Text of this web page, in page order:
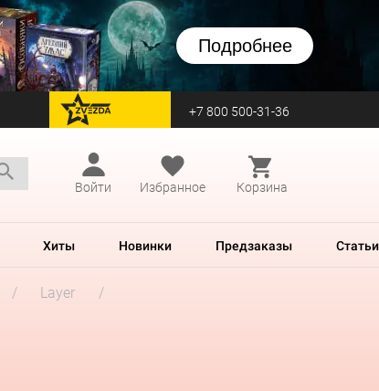
Подробнее
перейти на Zvezda +7 800 500-31-36
Войти
Избранное Корзина
Хиты Новинки Предзаказы Статьи
Layer